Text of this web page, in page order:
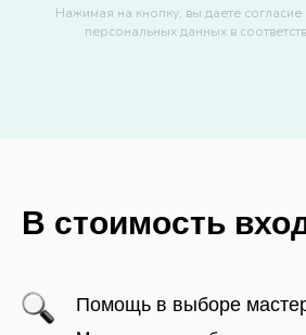
Нажимая на кнопку, вы даете
персональных данных в
В стоимость
Помощь в выборе